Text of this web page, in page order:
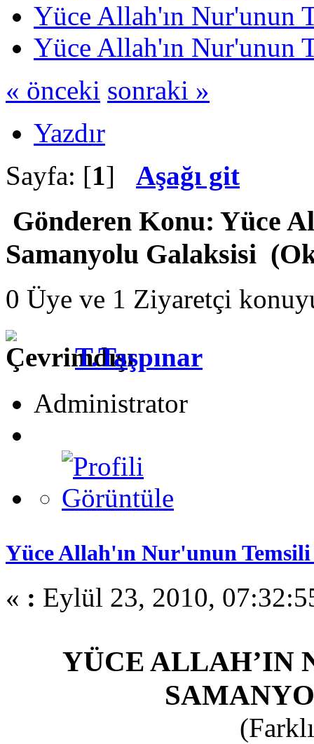
Yüce Allah'ın Nur'unun
Yüce Allah'ın Nur'unun
« önceki sonraki »
Yazdır
Sayfa: [1] Aşağı git
Gönderen Konu: Yüce
Samanyolu Galaksisi
0 Üye ve 1 Ziyaretçi
T.Taşpınar
Administrator
Yüce Allah'ın Nur'unun
« : Eylül 23, 2010,
YÜCE ALLAH’IN